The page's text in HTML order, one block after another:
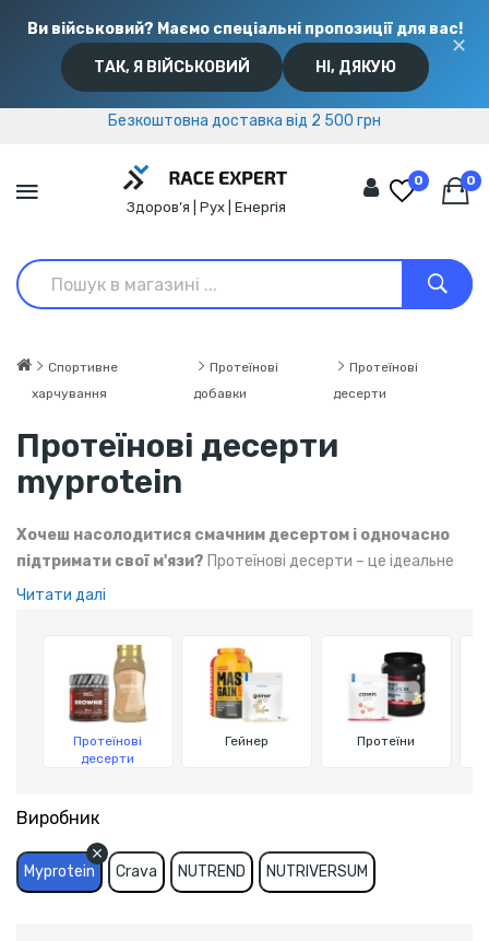
Ви військовий? Маємо спеціальні пропозиції для вас!
ТАК, Я ВІЙСЬКОВИЙ НІ, ДЯКУЮ
✕
Безкоштовна доставка від 2 500 грн
Безкоштовна доставка від 2 500 грн
Здоров’я | Рух | Енергія
0 0
Спортивне
харчування
Протеїнові
добавки
Протеїнові
десерти
Протеїнові десерти
myprotein
Хочеш насолодитися смачним десертом і одночасно
підтримати свої м'язи? Протеїнові десерти – це ідеальне
рішення для тих, хто веде активний спосіб життя і стежить
Читати далі
Гейнер Протеїни
Протеїнові
десерти
Виробник
NUTREND NUTRIVERSUM
Myprotein Crava